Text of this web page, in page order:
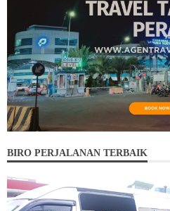
BIRO PERJALANAN TERBAIK